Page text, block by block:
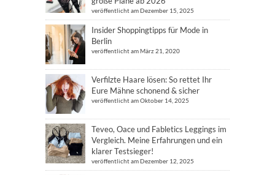
veröffentlicht am Dezember 15, 2025
Insider Shoppingtipps für Mode in
Berlin
veröffentlicht am März 21, 2020
Verfilzte Haare lösen: So rettet Ihr
Eure Mähne schonend & sicher
veröffentlicht am Oktober 14, 2025
Teveo, Oace und Fabletics Leggings im
Vergleich. Meine Erfahrungen und ein
klarer Testsieger!
veröffentlicht am Dezember 12, 2025